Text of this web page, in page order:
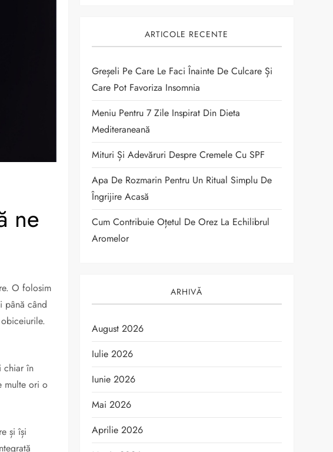
ne
O folosim
până când
chiar în
multe ori o
și își
ARTICOLE RECENTE
Greșeli Pe Care Le Faci Înainte De Culcare Și
Care Pot Favoriza Insomnia
Meniu Pentru 7 Zile Inspirat Din Dieta
Mediteraneană
Mituri Și Adevăruri Despre Cremele Cu SPF
Apa De Rozmarin Pentru Un Ritual Simplu De
Îngrijire Acasă
Cum Contribuie Oțetul De Orez La Echilibrul
Aromelor
ARHIVĂ
August 2026
Iulie 2026
Iunie 2026
Mai 2026
Aprilie 2026